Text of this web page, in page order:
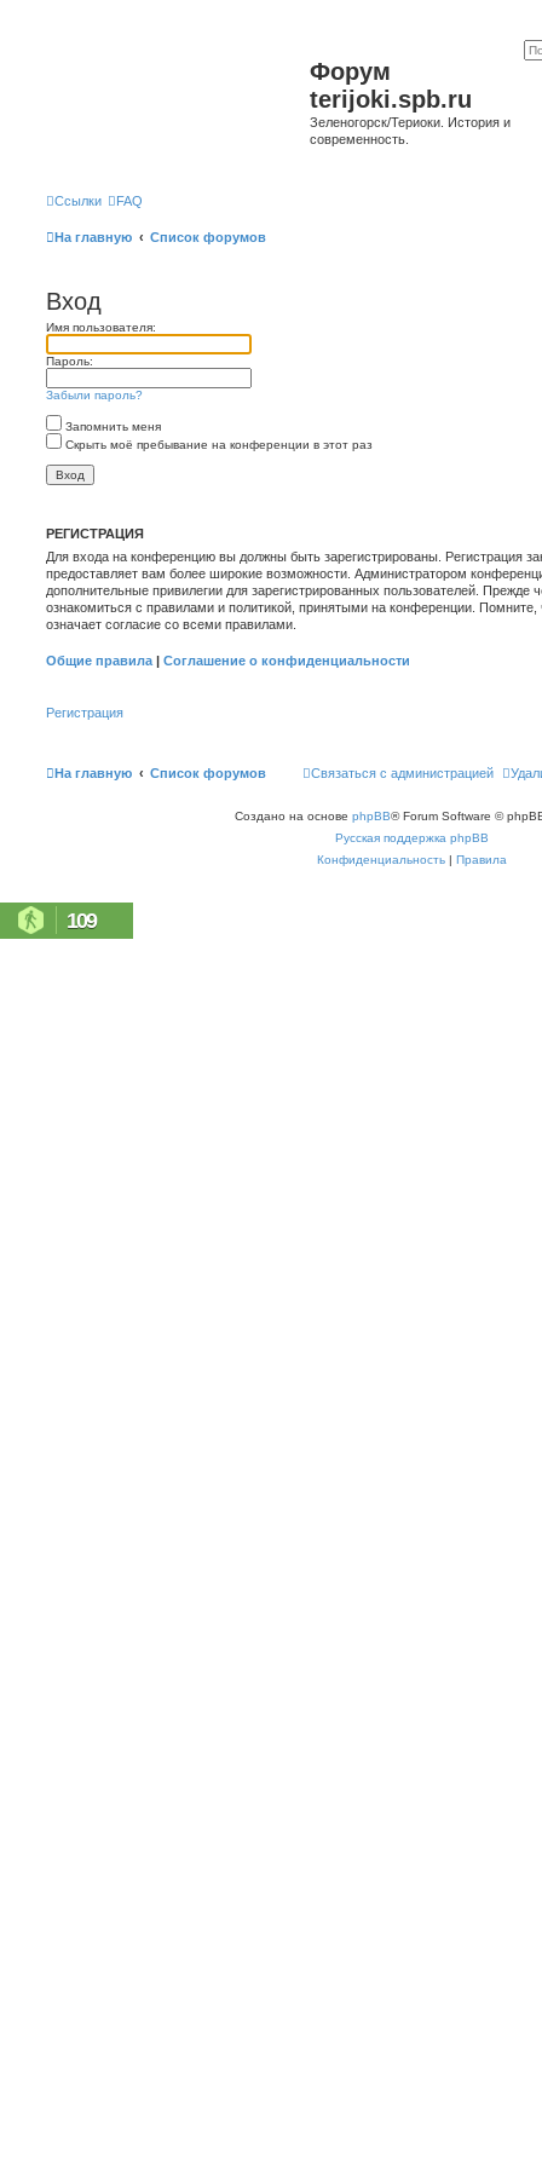
Форум
terijoki.spb.ru
Зеленогорск/Териоки. История и
современность.
Ссылки FAQ
На главную Список форумов
Вход
Имя пользователя:
Пароль:
Забыли пароль?
Запомнить меня
Скрыть моё пребывание на конференции в этот раз
РЕГИСТРАЦИЯ
Для входа на конференцию вы должны быть зарегистрированы. Регистрация
предоставляет вам более широкие возможности. Администратором
дополнительные привилегии для зарегистрированных пользователей. Прежде
ознакомиться с правилами и политикой, принятыми на конференции.
означает согласие со всеми правилами.
Общие правила | Соглашение о конфиденциальности
Регистрация
На главную Список форумов Связаться с администрацией
Создано на основе phpBB® Forum Software ©
Русская поддержка phpBB
Конфиденциальность | Правила
109